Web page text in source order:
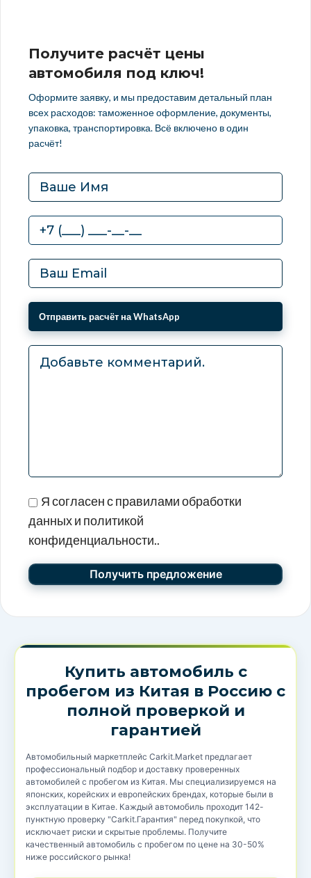
Получите расчёт цены
автомобиля под ключ!
Оформите заявку, и мы предоставим детальный план
всех расходов: таможенное оформление, документы,
упаковка, транспортировка. Всё включено в один
расчёт!
Я согласен с правилами обработки
данных и политикой
конфиденциальности..
Купить автомобиль с
пробегом из Китая в Россию с
полной проверкой и
гарантией
Автомобильный маркетплейс Carkit.Market предлагает
профессиональный подбор и доставку проверенных
автомобилей с пробегом из Китая. Мы специализируемся на
японских, корейских и европейских брендах, которые были в
эксплуатации в Китае. Каждый автомобиль проходит 142-
пунктную проверку "Carkit.Гарантия" перед покупкой, что
исключает риски и скрытые проблемы. Получите
качественный автомобиль с пробегом по цене на 30-50%
ниже российского рынка!